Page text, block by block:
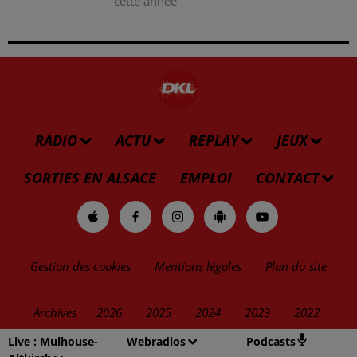
Live : Mulhouse-
Webradios Podcasts
RADIO ACTU REPLAY
JEUX
SORTIES EN ALSACE
EMPLOI CONTACT
Gestion des cookies Mentions légales Plan du site
Archives 2026 2025 2024 2023 2022